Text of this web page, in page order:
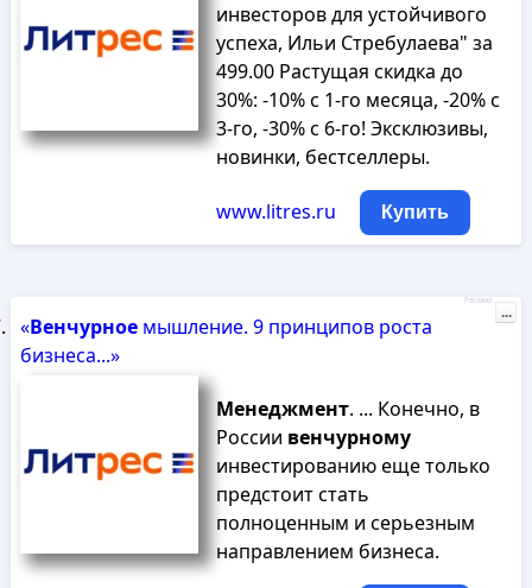
инвесторов для устойчивого
успеха, Ильи Стребулаева" за
499.00 Растущая скидка до
30%: -10% с 1-го месяца, -20% с
3-го, -30% с 6-го! Эксклюзивы,
новинки, бестселлеры.
www.litres.ru Купить
«Венчурноемышление. 9 принципов роста
бизнеса...»
Менеджмент. ... Конечно, в
России венчурному
инвестированию еще только
предстоит стать
полноценным и серьезным
направлением бизнеса.
Реклама
...